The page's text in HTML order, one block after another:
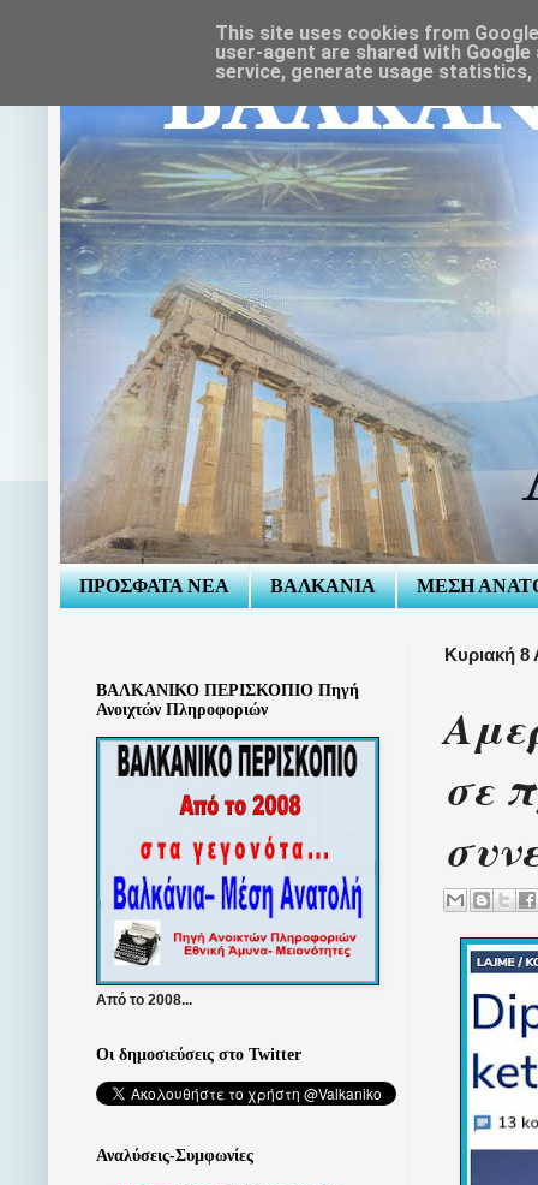
ΠΡΟΣΦΑΤΑ ΝΕΑ ΒΑΛΚΑΝΙΑ ΜΕΣΗ
Κυριακή 8
σε
ΒΑΛΚΑΝΙΚΟ ΠΕΡΙΣΚΟΠΙΟ Πηγή
Ανοιχτών Πληροφοριών
Από το 2008...
Οι δημοσιεύσεις στο Twitter
Αναλύσεις-Συμφωνίες
This site uses cookies from
user-agent are shared with
service, generate usage statistics,